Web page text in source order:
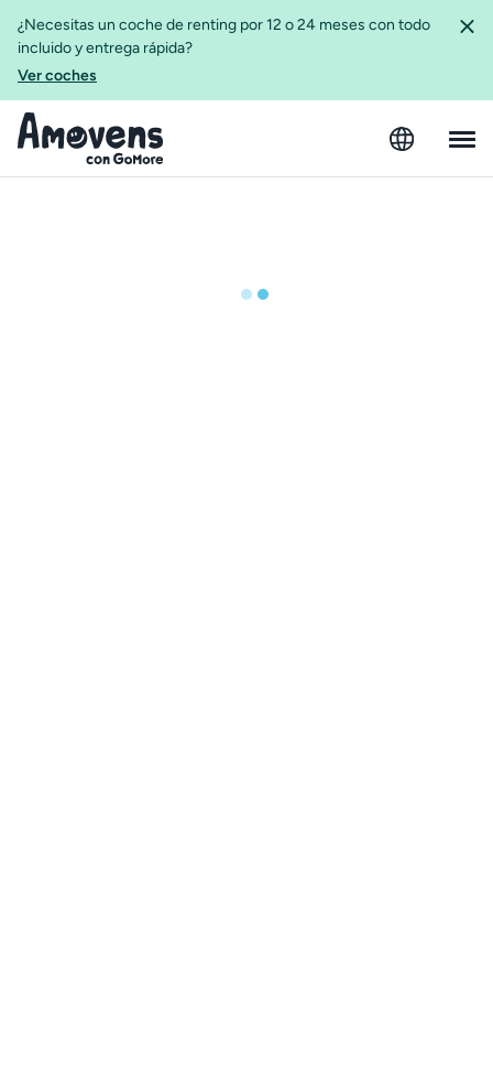
¿Necesitas un coche de renting por 12 o 24 meses con todo
incluido y entrega rápida?
Ver coches